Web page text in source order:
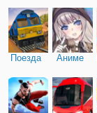
Поезда Аниме